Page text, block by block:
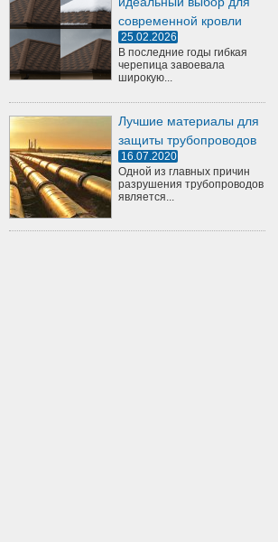
современной кровли
25.02.2026
В последние годы гибкая
черепица завоевала
широкую...
Лучшие материалы для
защиты трубопроводов
16.07.2020
Одной из главных причин
разрушения трубопроводов
является...